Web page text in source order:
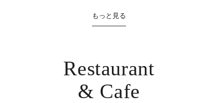
もっと見る
Restaurant
& Cafe